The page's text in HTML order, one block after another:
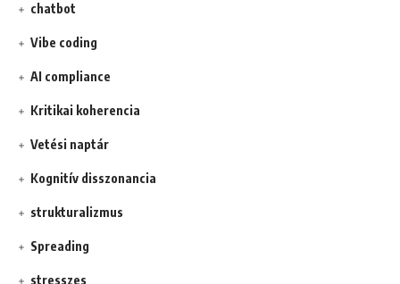
chatbot
Vibe coding
AI compliance
Kritikai koherencia
Vetési naptár
Kognitív disszonancia
strukturalizmus
Spreading
stresszes